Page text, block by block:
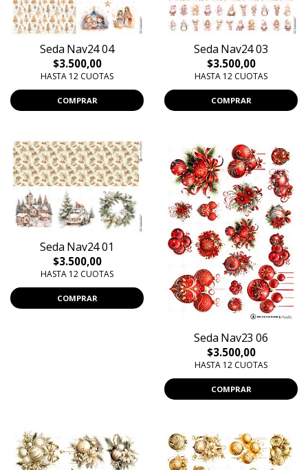
Seda Nav24 04
$3.500,00
HASTA 12 CUOTAS
COMPRAR
Seda Nav24 03
$3.500,00
HASTA 12 CUOTAS
COMPRAR
Seda Nav24 01
$3.500,00
HASTA 12 CUOTAS
COMPRAR
Seda Nav23 06
$3.500,00
HASTA 12 CUOTAS
COMPRAR